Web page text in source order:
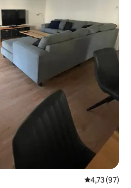
Note
4,73 (97)